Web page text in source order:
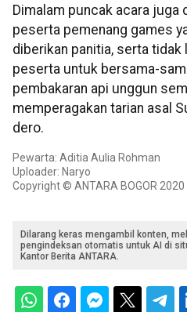
Dimalam puncak acara juga
peserta pemenang games
diberikan panitia, serta tidak
peserta untuk bersama-
pembakaran api unggun
memperagakan tarian asal
dero.
Pewarta: Aditia Aulia Rohman
Uploader: Naryo
Copyright © ANTARA BOGOR 2020
Dilarang keras mengambil konten,
pengindeksan otomatis untuk AI di
Kantor Berita ANTARA.